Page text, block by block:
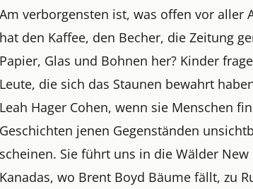
Am verborgensten ist, was offen vor aller
hat den Kaffee, den Becher, die Zeitung
Papier, Glas und Bohnen her? Kinder
Leute, die sich das Staunen bewahrt
Leah Hager Cohen, wenn sie Menschen
Geschichten jenen Gegenständen
scheinen. Sie führt uns in die Wälder
Kanadas, wo Brent Boyd Bäume fällt, zu